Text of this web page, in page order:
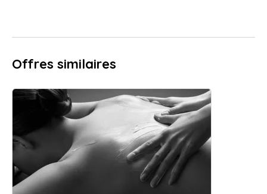
Offres similaires